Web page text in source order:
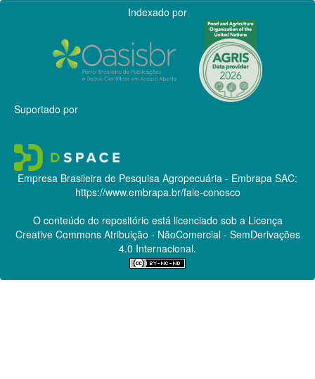
Indexado por
Suportado por
Empresa Brasileira de Pesquisa Agropecuária - Embrapa SAC:
https://www.embrapa.br/fale-conosco
O conteúdo do repositório está licenciado sob a Licença
Creative CommonsAtribuição - NãoComercial - SemDerivações
4.0 Internacional.